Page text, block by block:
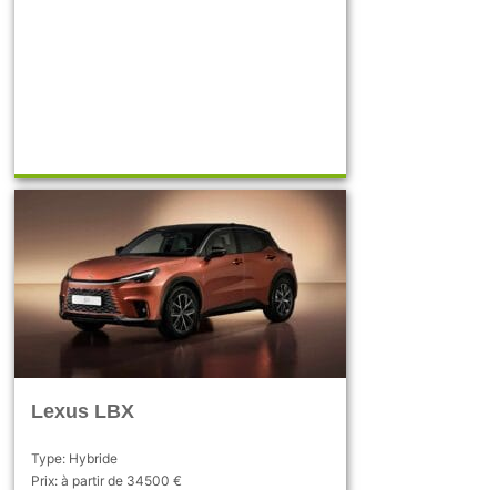
Lexus LBX
Type: Hybride
Prix: à partir de 34500 €